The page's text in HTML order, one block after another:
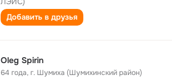
Добавить в друзья
Оleg Spirin
64 года,г. Шумиха (Шумихинский район)